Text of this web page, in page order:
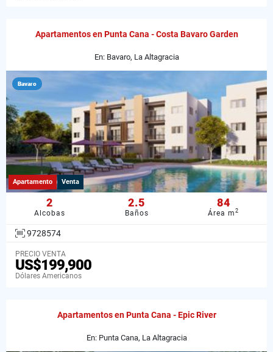
Apartamentos en Punta Cana - Costa Bavaro Garden
En: Bavaro, La Altagracia
Bavaro
Apartamento Venta
2
Alcobas
2.5
Baños
84
Área m2
9728574
PRECIO VENTA
US$199,900
Dólares Americanos
Apartamentos en Punta Cana - Epic River
En: Punta Cana, La Altagracia